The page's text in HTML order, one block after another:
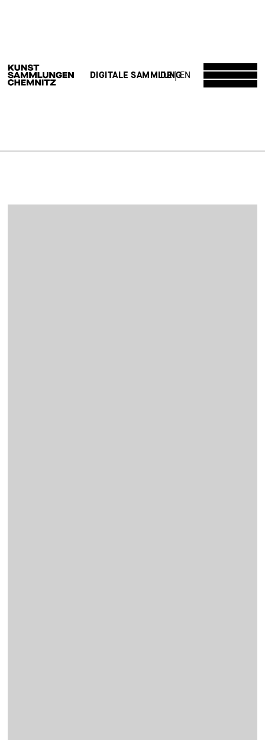
DE EN
DIGITALE SAMMLUNG